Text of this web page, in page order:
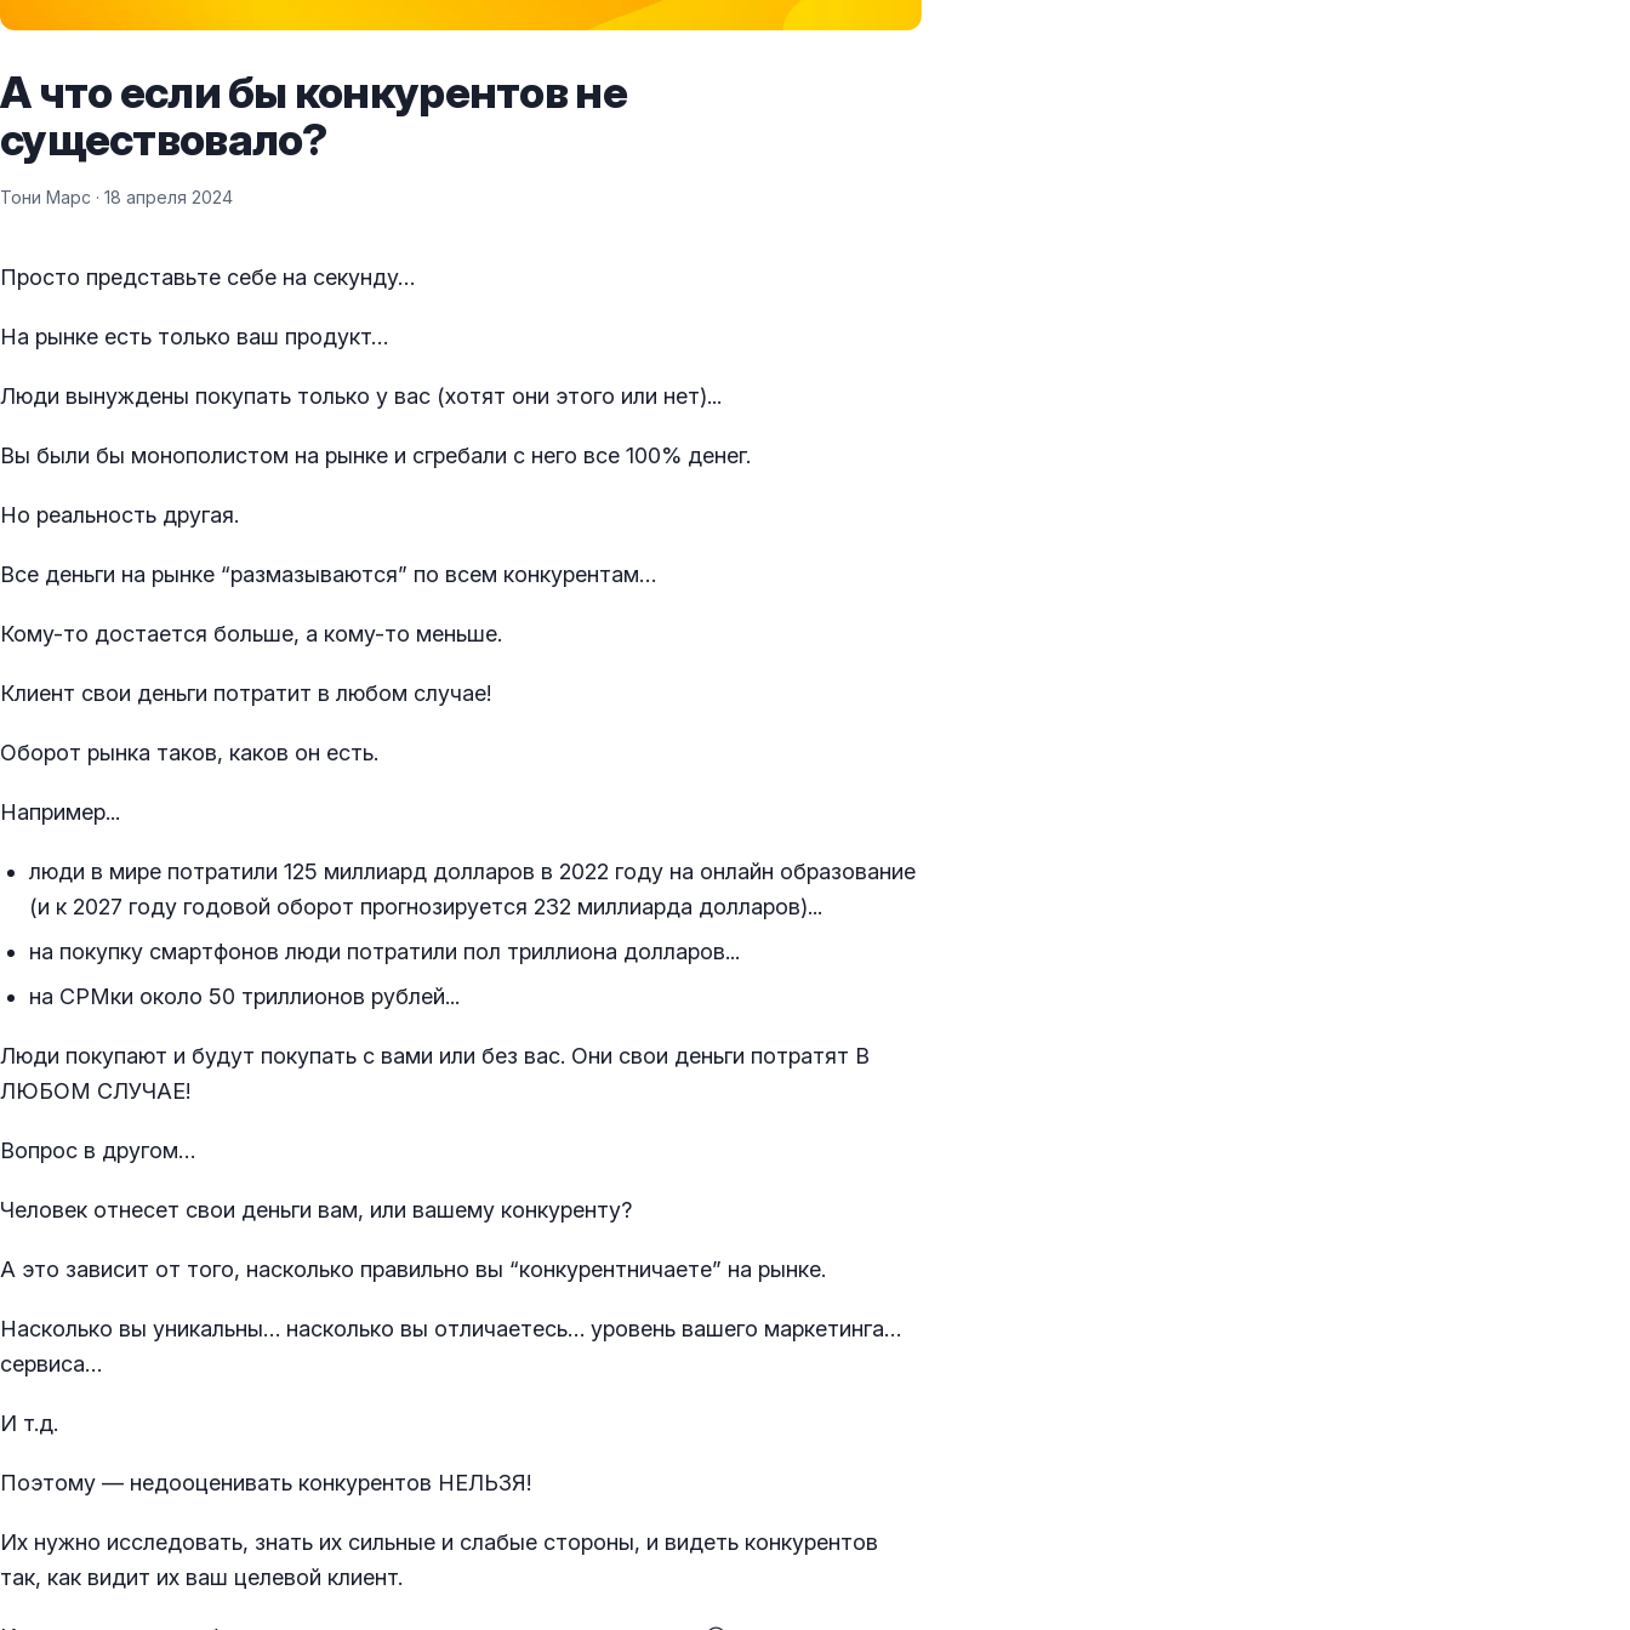
А что если бы конкурентов не
существовало?
Тони Марс · 18 апреля 2024
Просто представьте себе на секунду…
На рынке есть только ваш продукт…
Люди вынуждены покупать только у вас (хотят они этого или нет)...
Вы были бы монополистом на рынке и сгребали с него все 100% денег.
Но реальность другая.
Все деньги на рынке “размазываются” по всем конкурентам…
Кому-то достается больше, а кому-то меньше.
Клиент свои деньги потратит в любом случае!
Оборот рынка таков, каков он есть.
Например...
люди в мире потратили 125 миллиард долларов в 2022 году на онлайн образование
(и к 2027 году годовой оборот прогнозируется 232 миллиарда долларов)...
на покупку смартфонов люди потратили пол триллиона долларов...
на СРМки около 50 триллионов рублей...
Люди покупают и будут покупать с вами или без вас. Они свои деньги потратят В
ЛЮБОМ СЛУЧАЕ!
Вопрос в другом…
Человек отнесет свои деньги вам, или вашему конкуренту?
А это зависит от того, насколько правильно вы “конкурентничаете” на рынке.
Насколько вы уникальны… насколько вы отличаетесь… уровень вашего маркетинга…
сервиса…
И т.д.
Поэтому — недооценивать конкурентов НЕЛЬЗЯ!
Их нужно исследовать, знать их сильные и слабые стороны, и видеть конкурентов
так, как видит их ваш целевой клиент.